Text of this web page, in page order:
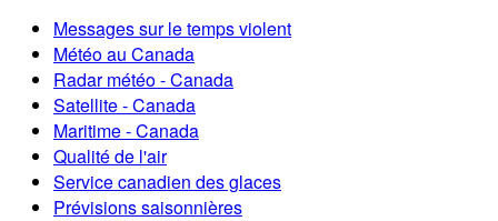
Messages sur le temps violent
Météo au Canada
Radar météo - Canada
Satellite - Canada
Maritime - Canada
Qualité de l'air
Service canadien des glaces
Prévisions saisonnières